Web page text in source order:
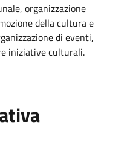
organizzazione
della cultura e
di eventi,
iniziative culturali.